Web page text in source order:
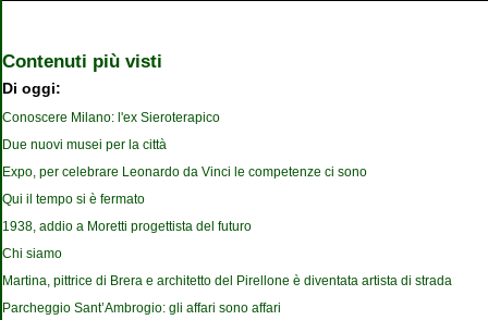
Contenuti più visti
Di oggi:
Conoscere Milano: l'ex Sieroterapico
Due nuovi musei per la città
Expo, per celebrare Leonardo da Vinci le competenze ci sono
Qui il tempo si è fermato
1938, addio a Moretti progettista del futuro
Chi siamo
Martina, pittrice di Brera e architetto del Pirellone è diventata artista di strada
Parcheggio Sant’Ambrogio: gli affari sono affari